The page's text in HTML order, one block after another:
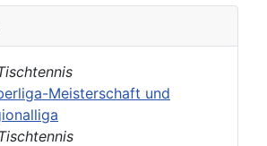
Meisterschaft und